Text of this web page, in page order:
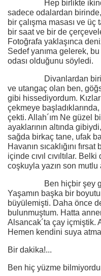
Hep birlikte ikinci
sadece odalardan
bir çalışma masası ve
bir saat ve bir de
Fotoğrafa yaklaşınca
Sedef yanıma gelerek,
odası olduğunu söyledi.
Divanlardan birine
ve utangaç olan ben,
gibi hissediyordum.
çekmeye
çekti. Allah´ım Ne güzel
ayaklarının altında
sağda birkaç tane, ufak
Havanın sıcaklığını
içinde cıvıl cıvıltılar.
coşkuyla yazın son mutlu
Ben hiçbir şey
Yaşamın başka bir
büyülemişti. Daha önce
bulunmuştum. Hatta
Alsancak´ta çay içmiştik.
Hemen kendini suya
Bir dakika!...
Ben hiç yüzme